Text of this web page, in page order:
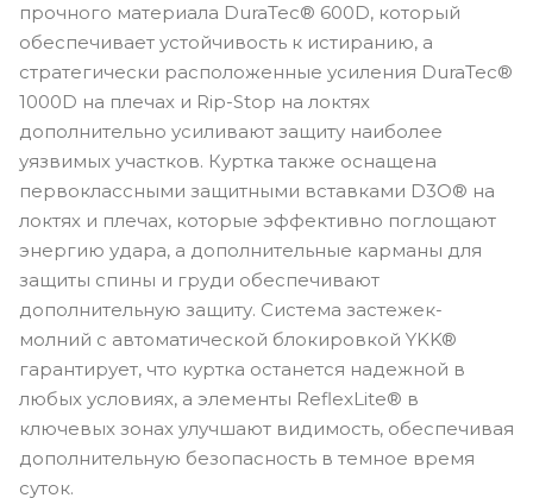
прочного материала DuraTec® 600D, который
обеспечивает устойчивость к истиранию, а
стратегически расположенные усиления DuraTec®
1000D на плечах и Rip-Stop на локтях
дополнительно усиливают защиту наиболее
уязвимых участков. Куртка также оснащена
первоклассными защитными вставками D3O® на
локтях и плечах, которые эффективно поглощают
энергию удара, а дополнительные карманы для
защиты спины и груди обеспечивают
дополнительную защиту. Система застежек-
молний с автоматической блокировкой YKK®
гарантирует, что куртка останется надежной в
любых условиях, а элементы ReflexLite® в
ключевых зонах улучшают видимость, обеспечивая
дополнительную безопасность в темное время
суток.